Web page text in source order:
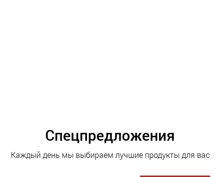
Спецпредложения
Каждый день мы выбираем лучшие продукты для вас